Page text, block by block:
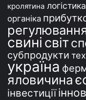
кролятина логістика
органіка
свині світ
субпродукти
україна
яловичина
інвестиції